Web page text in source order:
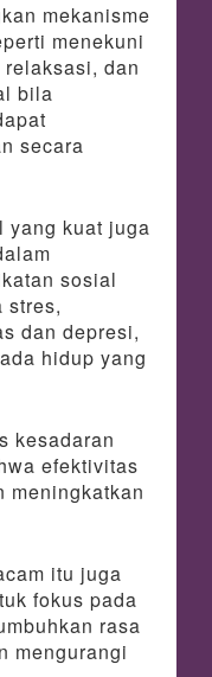
mekanisme
menekuni
dan
bila
secara
yang kuat juga
sosial
stres,
dan depresi,
hidup yang
kesadaran
efektivitas
meningkatkan
itu juga
fokus pada
rasa
mengurangi